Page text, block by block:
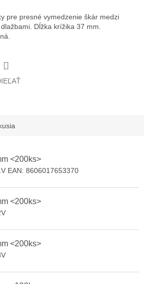
pre presné vymedzenie škár medzi
Dĺžka krížika 37 mm.
<200ks>
EAN: 8606017653370
<200ks>
<200ks>